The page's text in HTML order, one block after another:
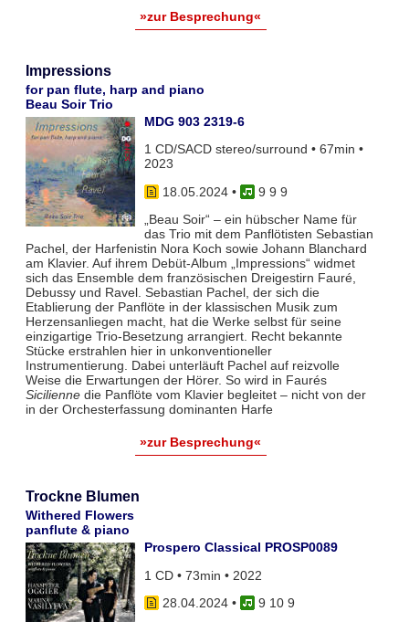
»zur Besprechung«
Impressions
for pan flute, harp and piano
Beau Soir Trio
MDG 903 2319-6
1 CD/SACD stereo/surround • 67min •
2023
18.05.2024•
9 9 9
„Beau Soir“ – ein hübscher Name für
das Trio mit dem Panflötisten Sebastian
Pachel, der Harfenistin Nora Koch sowie Johann Blanchard
am Klavier. Auf ihrem Debüt-Album „Impressions“ widmet
sich das Ensemble dem französischen Dreigestirn Fauré,
Debussy und Ravel. Sebastian Pachel, der sich die
Etablierung der Panflöte in der klassischen Musik zum
Herzensanliegen macht, hat die Werke selbst für seine
einzigartige Trio-Besetzung arrangiert. Recht bekannte
Stücke erstrahlen hier in unkonventioneller
Instrumentierung. Dabei unterläuft Pachel auf reizvolle
Weise die Erwartungen der Hörer. So wird in Faurés
Siciliennedie Panflöte vom Klavier begleitet – nicht von der
in der Orchesterfassung dominanten Harfe
»zur Besprechung«
Trockne Blumen
Withered Flowers
panflute & piano
Prospero Classical PROSP0089
1 CD • 73min • 2022
28.04.2024•
9 10 9